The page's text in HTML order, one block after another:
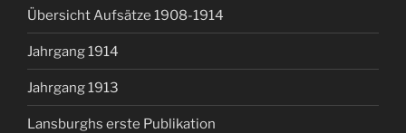
Übersicht Aufsätze 1908-1914
Jahrgang 1914
Jahrgang 1913
Lansburghs erste Publikation